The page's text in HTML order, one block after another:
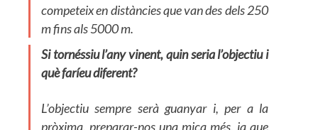
competeix en distàncies que van des dels 250
m fins als 5000 m.
Si tornéssiu l’any vinent, quin seria l’objectiu i
què faríeu diferent?
L’objectiu sempre serà guanyar i, per a la
pròxima, preparar-nos una mica més, ja que